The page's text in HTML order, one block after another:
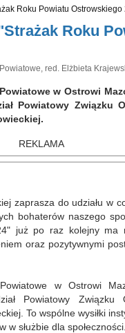
Roku Powiatu Ostrowskiego
Roku
red. Elżbieta
w Ostrowi
Powiatowy Związku
REKLAMA
zaprasza do udziału w
bohaterów naszego
już po raz kolejny ma
oraz pozytywnymi
w Ostrowi
Powiatowy Związku
To wspólne wysiłki
służbie dla społeczności.